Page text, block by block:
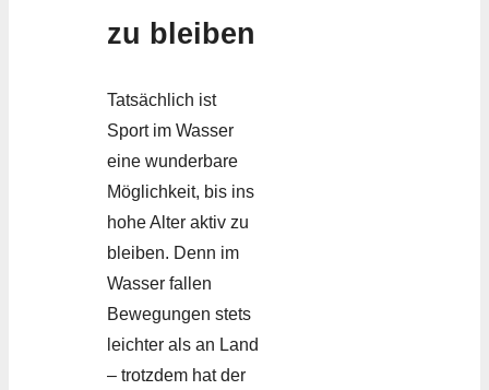
zu bleiben
Tatsächlich ist
Sport im Wasser
eine wunderbare
Möglichkeit, bis ins
hohe Alter aktiv zu
bleiben. Denn im
Wasser fallen
Bewegungen stets
leichter als an Land
– trotzdem hat der